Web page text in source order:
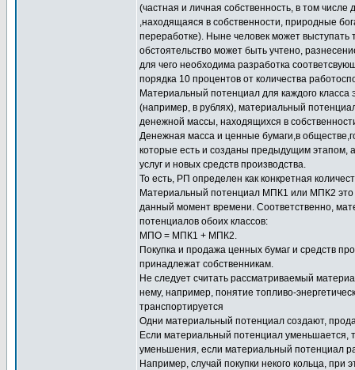
(частная и личная собственность, в том
,находящаяся в собственности, природные
переработке). Ныне человек может выступать
обстоятельство может быть учтено,
для чего необходима разработка
порядка 10 процентов от количества
Материальный потенциал для каждого
(например, в рублях), материальный
денежной массы, находящихся в
Денежная масса и ценные бумаги,в
которые есть и созданы предыдущим этапом,
услуг и новых средств производства.
То есть, РП определен как конкретная
Материальный потенциал МПК1 или МПК2 это
данный момент времени. Соответственно,
потенциалов обоих классов:
МПО = МПК1 + МПК2.
Покупка и продажа ценных бумаг и средств
принадлежат собственникам.
Не следует считать рассматриваемый
нему, например, понятие топливо-
транспортируется
Одни материальный потенциал создают,
Если материальный потенциал уменьшается,
уменьшения, если материальный потенциал
Например, случай покупки некого кольца,